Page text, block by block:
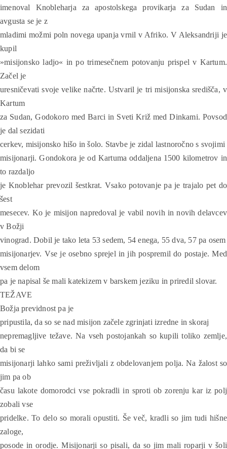
imenoval Knobleharja za apostolskega provikarja za Sudan in
avgusta se je z
mladimi možmi poln novega upanja vrnil v Afriko. V Aleksandriji je
kupil
»misijonsko ladjo« in po trimesečnem potovanju prispel v Kartum.
Začel je
uresničevati svoje velike načrte. Ustvaril je tri misijonska središča, v
Kartum
za Sudan, Godokoro med Barci in Sveti Križ med Dinkami. Povsod
je dal sezidati
cerkev, misijonsko hišo in šolo. Stavbe je zidal lastnoročno s svojimi
misijonarji. Gondokora je od Kartuma oddaljena 1500 kilometrov in
to razdaljo
je Knoblehar prevozil šestkrat. Vsako potovanje pa je trajalo pet do
šest
mesecev. Ko je misijon napredoval je vabil novih in novih delavcev
v Božji
vinograd. Dobil je tako leta 53 sedem, 54 enega, 55 dva, 57 pa osem
misijonarjev. Vse je osebno sprejel in jih pospremil do postaje. Med
vsem delom
pa je napisal še mali katekizem v barskem jeziku in priredil slovar.
TEŽAVE
Božja previdnost pa je
pripustila, da so se nad misijon začele zgrinjati izredne in skoraj
nepremagljive težave. Na vseh postojankah so kupili toliko zemlje,
da bi se
misijonarji lahko sami preživljali z obdelovanjem polja. Na žalost so
jim pa ob
času lakote domorodci vse pokradli in sproti ob zorenju kar iz polj
zobali vse
pridelke. To delo so morali opustiti. Še več, kradli so jim tudi hišne
zaloge,
posode in orodje. Misijonarji so pisali, da so jim mali roparji v šoli